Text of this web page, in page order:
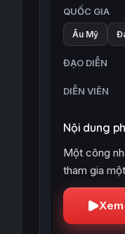
QUỐC GIA
Âu Mỹ
ĐẠO DIỄN
DIỄN VIÊN
Nội dung
Một công
tham gia